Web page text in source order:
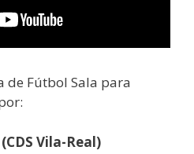
de Fútbol Sala para
Vila-Real)